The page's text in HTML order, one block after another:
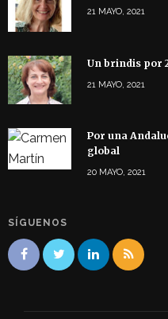
21 MAYO, 2021
Un brindis por
21 MAYO, 2021
Por una
global
20 MAYO, 2021
SÍGUENOS